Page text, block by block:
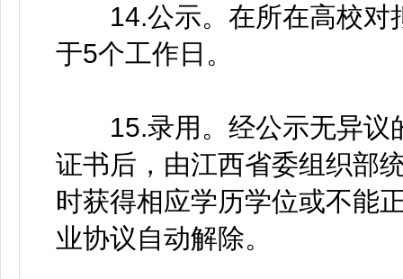
14.公示。在所在高校对
于5个工作日。
15.录用。经公示无异议
证书后，由江西省委组织部
时获得相应学历学位或不能
业协议自动解除。